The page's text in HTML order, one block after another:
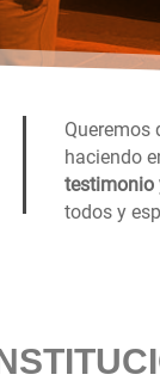
Queremos
haciendo
testimonio
todos y